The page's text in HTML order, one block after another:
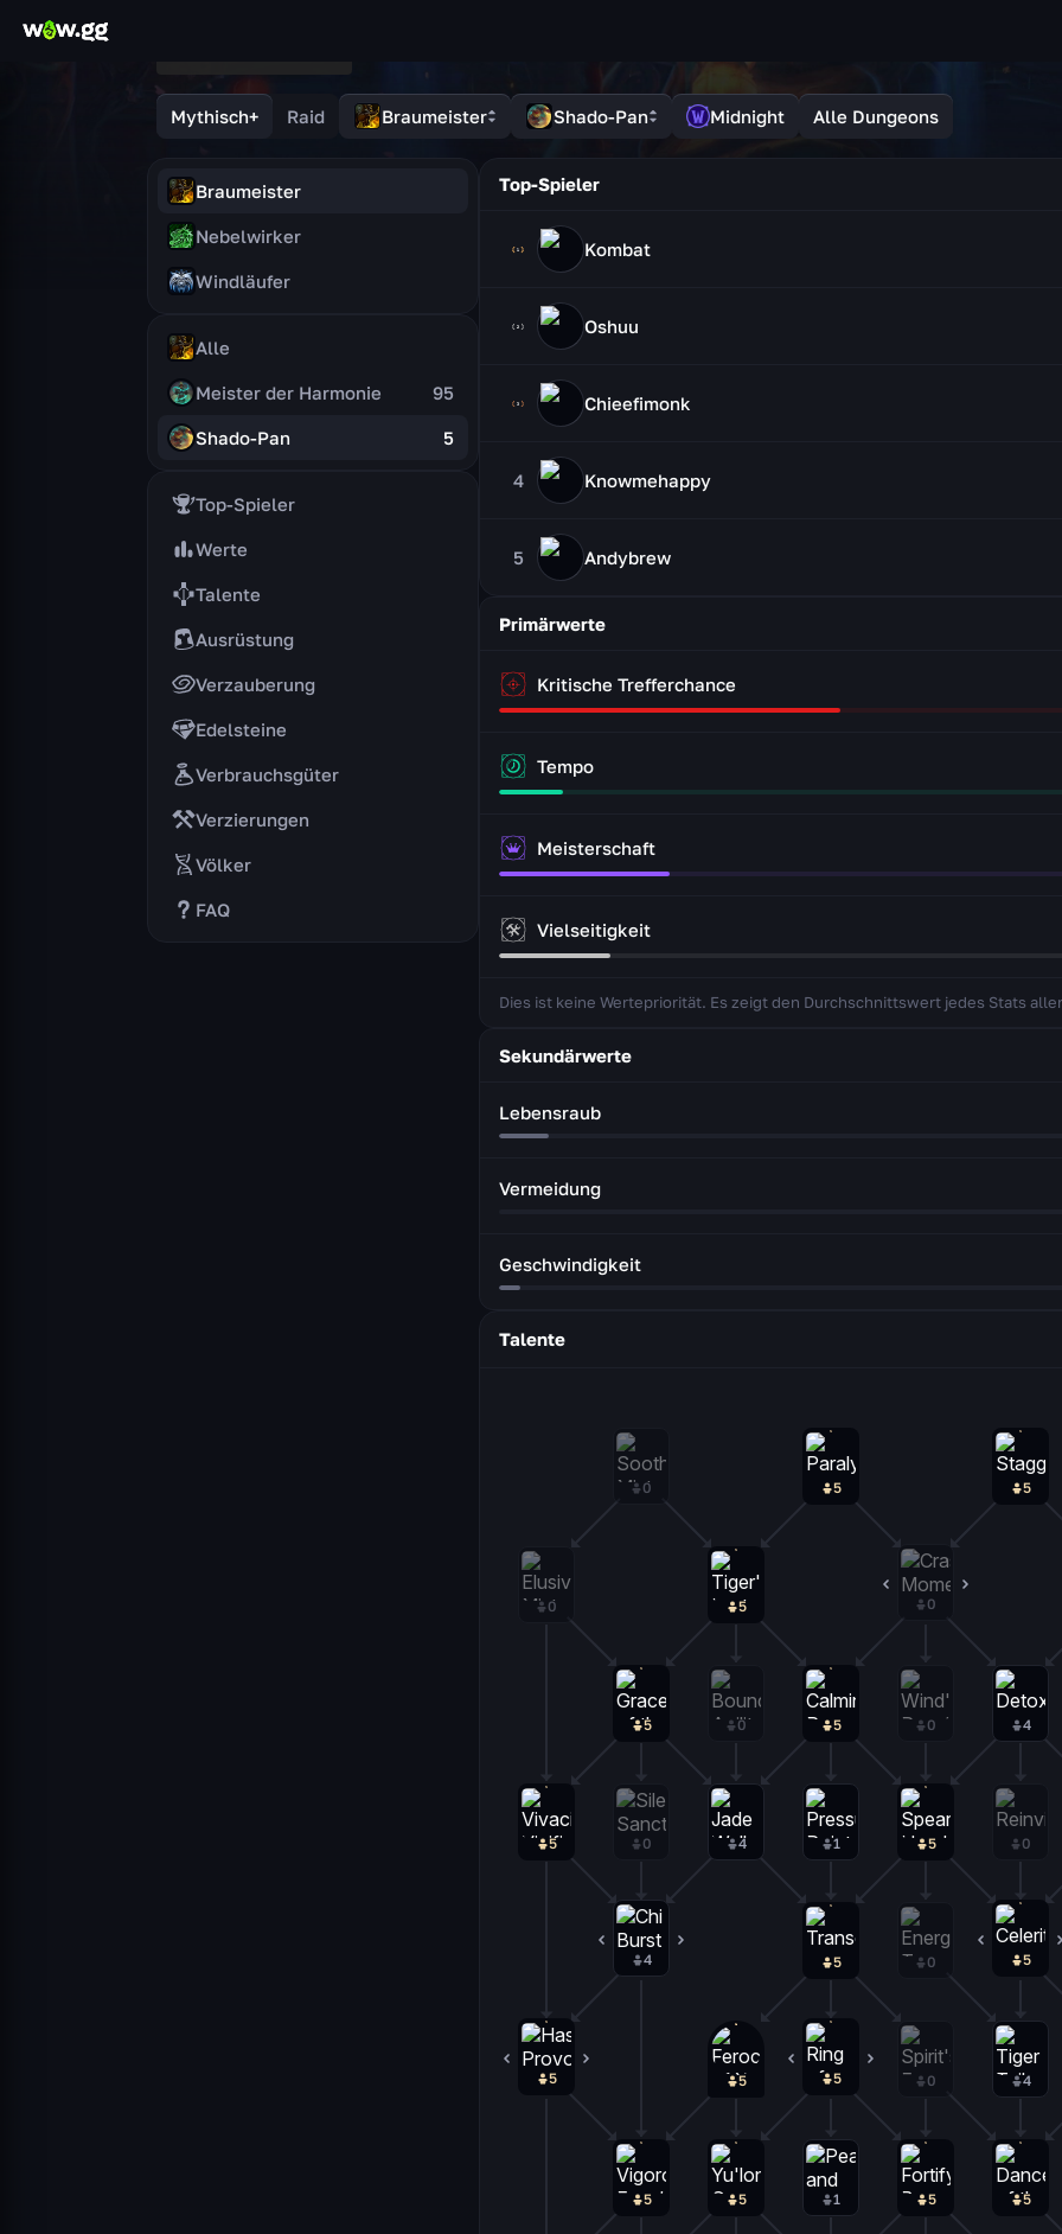
Mythisch+ Raid Braumeister Shado-Pan Midnight Alle Dungeons
Braumeister
Nebelwirker
Windläufer
Alle
Meister der Harmonie 95
Shado-Pan 5
Top-Spieler
Werte
Talente
Ausrüstung
Verzauberung
Edelsteine
Verbrauchsgüter
Verzierungen
Völker
FAQ
Top-Spieler
Kombat
Oshuu
Chieefimonk
4 Knowmehappy
5 Andybrew
Primärwerte
Kritische Trefferchance
Tempo
Meisterschaft
Vielseitigkeit
Dies ist keine Wertepriorität. Es zeigt den Durchschnittswert jedes Stats
Sekundärwerte
Lebensraub
Vermeidung
Geschwindigkeit
Talente
5
5
5
5
5 5
5
5
5
5
5
5
5
5
5 5
4
4
4
4
1
1
0
0 0
0 0
0
0
0
0